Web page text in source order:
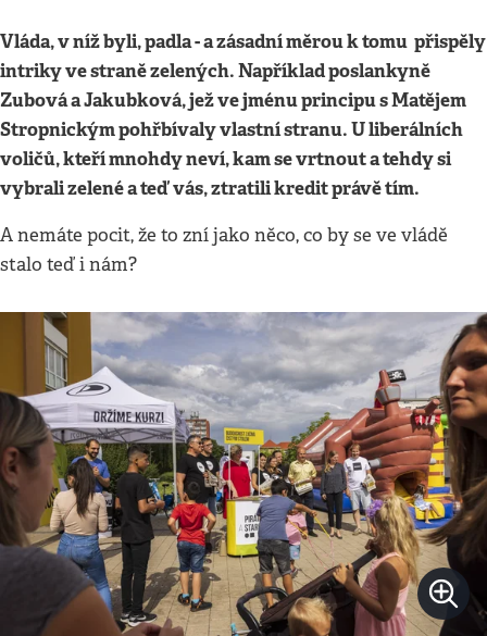
Vláda, v níž byli, padla - a zásadní měrou k tomu přispěly
intriky ve straně zelených. Například poslankyně
Zubová a Jakubková, jež ve jménu principu s Matějem
Stropnickým pohřbívaly vlastní stranu. U liberálních
voličů, kteří mnohdy neví, kam se vrtnout a tehdy si
vybrali zelené a teď vás, ztratili kredit právě tím.
A nemáte pocit, že to zní jako něco, co by se ve vládě
stalo teď i nám?